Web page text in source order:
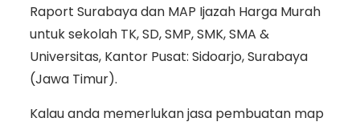
Raport Surabaya dan MAP Ijazah Harga Murah
untuk sekolah TK, SD, SMP, SMK, SMA &
Universitas, Kantor Pusat: Sidoarjo, Surabaya
(Jawa Timur).
Kalau anda memerlukan jasa pembuatan map